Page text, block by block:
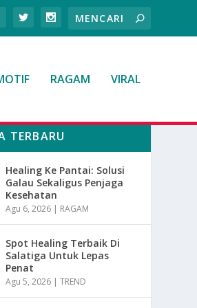
RAGAM VIRAL
TERBARU
Healing Ke Pantai: Solusi
Galau Sekaligus Penjaga
Kesehatan
Agu 6, 2026 | RAGAM
Spot Healing Terbaik Di
Salatiga Untuk Lepas
Penat
Agu 5, 2026 |TREND